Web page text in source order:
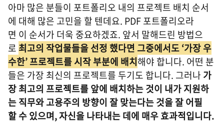
아마 많은 분들이 포트폴리오 내의 프로젝트 배치 순서
에 대해 많은 고민을 할 텐데요. PDF 포트폴리오라
면 이 순서가 더욱 중요하겠죠. 앞서 말해드린 방법으
로 최고의 작업물들을 선정 했다면 그중에서도 ‘가장 우
수한’ 프로젝트를 시작 부분에 배치해야 합니다. 어떤 분
들은 가장 최신의 프로젝트를 두기도 합니다. 그러나 가
장 최고의 프로젝트를 앞에 배치하는 것이 내가 지원하
는 직무와 고용주의 방향이 잘 맞는다는 것을 잘 어필
할 수 있으며, 자신을 나타내는 데에 매우 효과적입니다.